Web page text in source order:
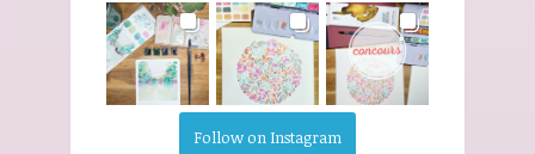
Follow on Instagram